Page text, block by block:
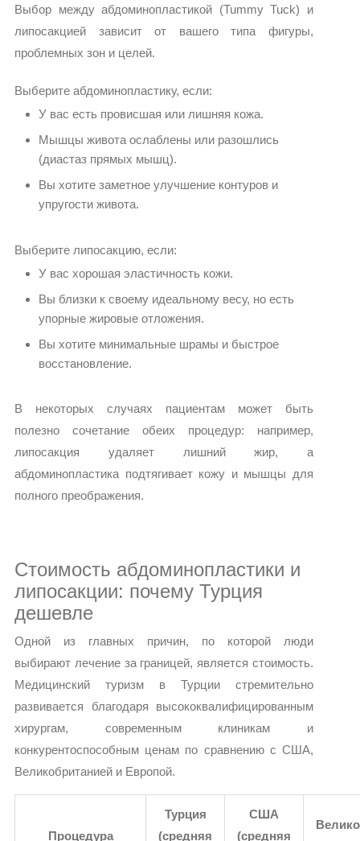
Выбор между абдоминопластикой (Tummy Tuck) и
липосакцией зависит от вашего типа фигуры,
проблемных зон и целей.
Выберите абдоминопластику, если:
У вас есть провисшая или лишняя кожа.
Мышцы живота ослаблены или разошлись
(диастаз прямых мышц).
Вы хотите заметное улучшение контуров и
упругости живота.
Выберите липосакцию, если:
У вас хорошая эластичность кожи.
Вы близки к своему идеальному весу, но есть
упорные жировые отложения.
Вы хотите минимальные шрамы и быстрое
восстановление.
В некоторых случаях пациентам может быть
полезно сочетание обеих процедур: например,
липосакция удаляет лишний жир, а
абдоминопластика подтягивает кожу и мышцы для
полного преображения.
Стоимость абдоминопластики и
липосакции: почему Турция
дешевле
Одной из главных причин, по которой люди
выбирают лечение за границей, является стоимость.
Медицинский туризм в Турции стремительно
развивается благодаря высококвалифицированным
хирургам, современным клиникам и
конкурентоспособным ценам по сравнению с США,
Великобританией и Европой.
Процедура
Турция
(средняя
США
(средняя